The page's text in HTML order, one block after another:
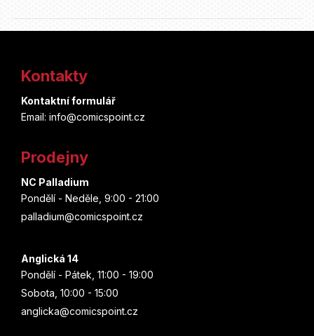
Kontakty
Kontaktní formulář
Email: info@comicspoint.cz
Prodejny
NC Palladium
Pondělí - Neděle, 9:00 - 21:00
palladium@comicspoint.cz
Anglická 14
Pondělí - Pátek, 11:00 - 19:00
Sobota, 10:00 - 15:00
anglicka@comicspoint.cz